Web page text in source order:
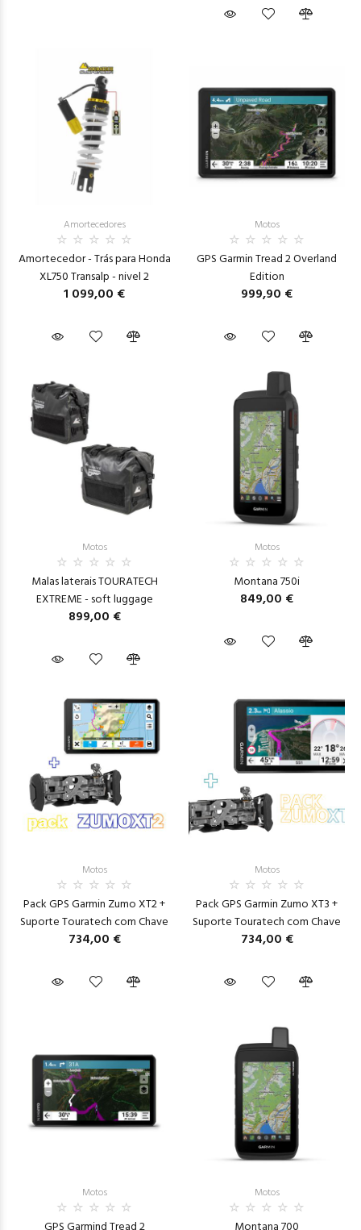
Amortecedores
Amortecedor - Trás para Honda
XL750 Transalp - nivel 2
1 099,00 €
Motos
GPS Garmin Tread 2 Overland
Edition
999,90 €
Motos
Malas laterais TOURATECH
EXTREME - soft luggage
899,00 €
Motos
Montana 750i
849,00 €
Motos
Pack GPS Garmin Zumo XT2 +
Suporte Touratech com Chave
734,00 €
Motos
Pack GPS Garmin Zumo XT3 +
Suporte Touratech com Chave
734,00 €
Motos Motos